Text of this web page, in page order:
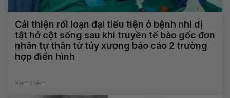
Cải thiện rối loạn đại tiểu tiện ở bệnh nhi dị
tật hở cột sống sau khi truyền tế bào gốc đơn
nhân tự thân từ tủy xương báo cáo 2 trường
hợp điển hình
Xem thêm